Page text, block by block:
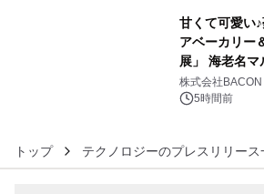
甘くて可愛い
アベーカリー
展」 海老名マ
催！
株式会社BACON
5時間前
トップ テクノロジーのプレスリリース